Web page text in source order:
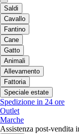
Saldi
Cavallo
Fantino
Cane
Gatto
Animali
Allevamento
Fattoria
Speciale estate
Spedizione in 24 ore
Outlet
Marche
Assistenza post-vendita